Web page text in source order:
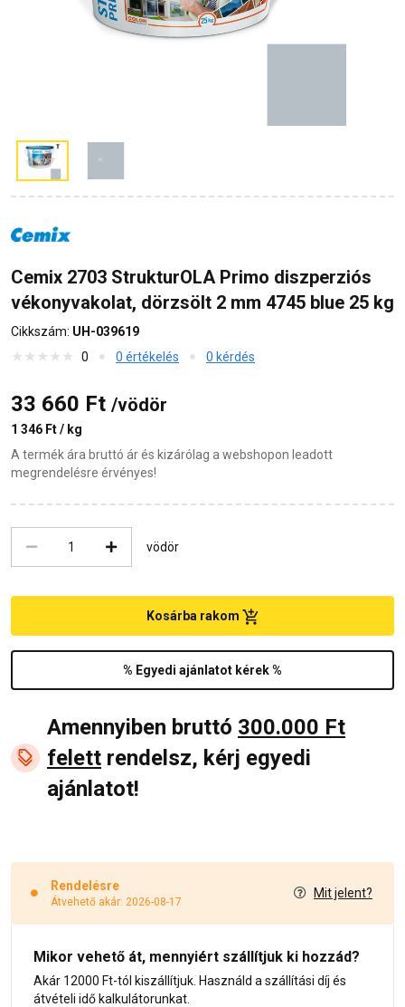
Cemix 2703 StrukturOLA Primo diszperziós
vékonyvakolat, dörzsölt 2 mm 4745 blue 25 kg
Cikkszám: UH-039619
0
0 értékelés 0 kérdés
33 660 Ft /vödör
1 346 Ft / kg
A termék ára bruttó ár és kizárólag a webshopon leadott
megrendelésre érvényes!
vödör
% Egyedi ajánlatot kérek %
Kosárba rakom
Amennyiben bruttó 300.000 Ft
felett rendelsz, kérj egyedi
ajánlatot!
Rendelésre
Átvehető akár: 2026-08-17
Mit jelent?
Mikor vehető át, mennyiért szállítjuk ki hozzád?
Akár 12000 Ft-tól kiszállítjuk. Használd a szállítási díj és
átvételi idő kalkulátorunkat.